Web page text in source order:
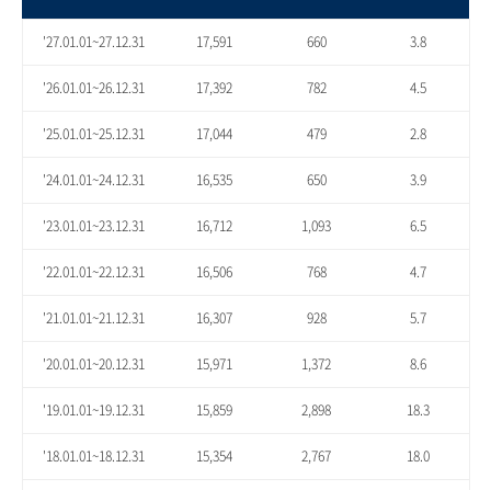
'27.01.01~27.12.31 17,591 660 3.8
'26.01.01~26.12.31 17,392 782 4.5
'25.01.01~25.12.31 17,044 479 2.8
'24.01.01~24.12.31 16,535 650 3.9
'23.01.01~23.12.31 16,712 1,093 6.5
'22.01.01~22.12.31 16,506 768 4.7
'21.01.01~21.12.31 16,307 928 5.7
'20.01.01~20.12.31 15,971 1,372 8.6
'19.01.01~19.12.31 15,859 2,898 18.3
'18.01.01~18.12.31 15,354 2,767 18.0